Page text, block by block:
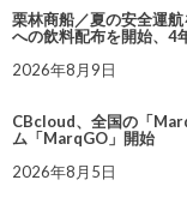
栗林商船／夏の安全運
への飲料配布を開始、4
2026年8月9日
CBcloud、全国の「
ム「MarqGO」開始
2026年8月5日